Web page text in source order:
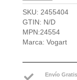
Cruiser
de
Vogart
cantidad
SKU: 2455404
GTIN: N/D
MPN:24554
Marca: Vogart
 Envío